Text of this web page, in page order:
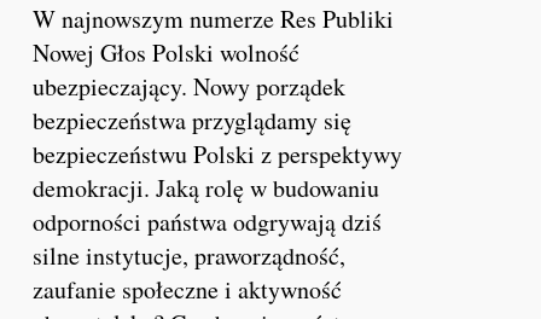
W najnowszym numerze Res Publiki
Nowej Głos Polski wolność
ubezpieczający. Nowy porządek
bezpieczeństwa przyglądamy się
bezpieczeństwu Polski z perspektywy
demokracji. Jaką rolę w budowaniu
odporności państwa odgrywają dziś
silne instytucje, praworządność,
zaufanie społeczne i aktywność